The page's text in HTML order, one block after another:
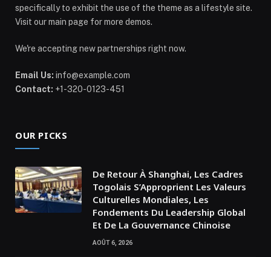
specifically to exhibit the use of the theme as a lifestyle site.
Visit our main page for more demos.
We're accepting new partnerships right now.
Email Us: info@example.com
Contact: +1-320-0123-451
OUR PICKS
De Retour À Shanghai, Les Cadres
Togolais S’Approprient Les Valeurs
Culturelles Mondiales, Les
Fondements Du Leadership Global
Et De La Gouvernance Chinoise
AOÛT 6, 2026